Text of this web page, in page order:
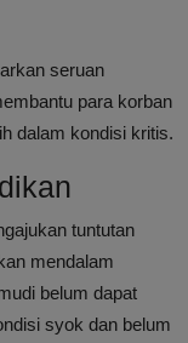
seruan
para korban
dalam kondisi kritis.
tuntutan
mendalam
belum dapat
syok dan belum